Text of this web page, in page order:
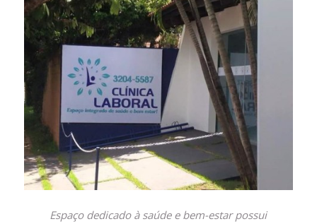
Espaço dedicado à saúde e bem-estar possui